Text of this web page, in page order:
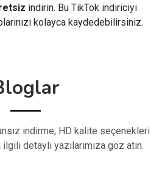
indirin. Bu TikTok indiriciyi
kolayca kaydedebilirsiniz.
indirme, HD kalite seçenekleri
detaylı yazılarımıza göz atın.